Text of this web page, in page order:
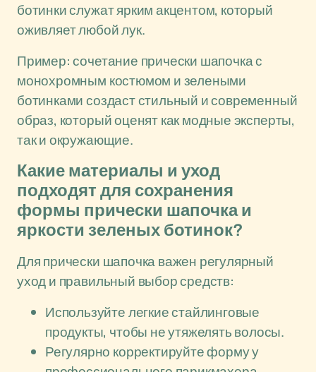
ботинки служат ярким акцентом, который
оживляет любой лук.
Пример: сочетание прически шапочка с
монохромным костюмом и зелеными
ботинками создаст стильный и современный
образ, который оценят как модные эксперты,
так и окружающие.
Какие материалы и уход
подходят для сохранения
формы прически шапочка и
яркости зеленых ботинок?
Для прически шапочка важен регулярный
уход и правильный выбор средств:
Используйте легкие стайлинговые
продукты, чтобы не утяжелять волосы.
Регулярно корректируйте форму у